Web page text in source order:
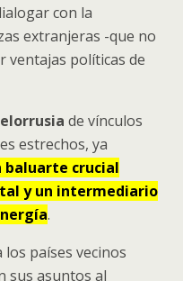
con la
extranjeras -que no
ventajas políticas de
de vínculos
estrechos, ya
baluarte crucial
y un intermediario
.
los países vecinos
sus asuntos al